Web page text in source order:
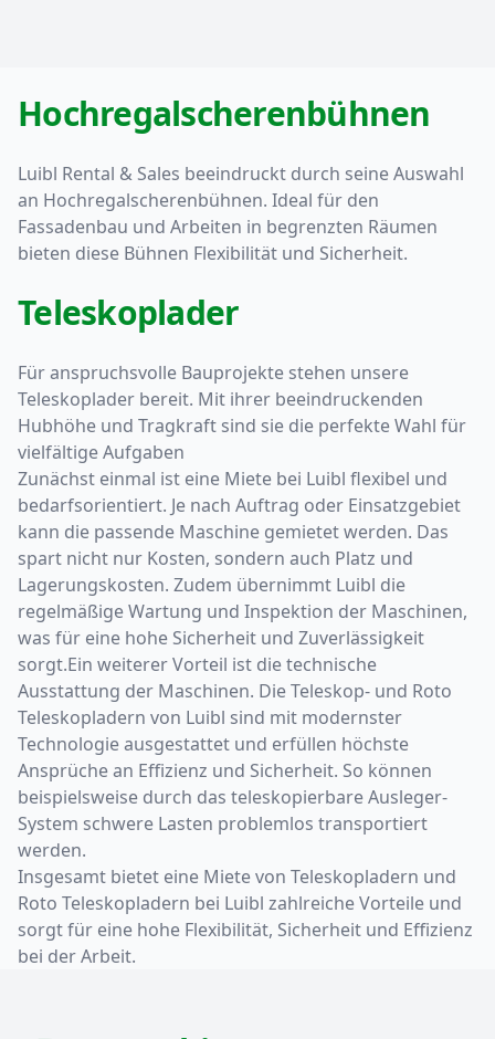
Hochregalscherenbühnen
Luibl Rental & Sales beeindruckt durch seine Auswahl
an Hochregalscherenbühnen. Ideal für den
Fassadenbau und Arbeiten in begrenzten Räumen
bieten diese Bühnen Flexibilität und Sicherheit.
Teleskoplader
Für anspruchsvolle Bauprojekte stehen unsere
Teleskoplader bereit. Mit ihrer beeindruckenden
Hubhöhe und Tragkraft sind sie die perfekte Wahl für
vielfältige Aufgaben
Zunächst einmal ist eine Miete bei Luibl flexibel und
bedarfsorientiert. Je nach Auftrag oder Einsatzgebiet
kann die passende Maschine gemietet werden. Das
spart nicht nur Kosten, sondern auch Platz und
Lagerungskosten. Zudem übernimmt Luibl die
regelmäßige Wartung und Inspektion der Maschinen,
was für eine hohe Sicherheit und Zuverlässigkeit
sorgt.Ein weiterer Vorteil ist die technische
Ausstattung der Maschinen. Die Teleskop- und Roto
Teleskopladern von Luibl sind mit modernster
Technologie ausgestattet und erfüllen höchste
Ansprüche an Effizienz und Sicherheit. So können
beispielsweise durch das teleskopierbare Ausleger-
System schwere Lasten problemlos transportiert
werden.
Insgesamt bietet eine Miete von Teleskopladern und
Roto Teleskopladern bei Luibl zahlreiche Vorteile und
sorgt für eine hohe Flexibilität, Sicherheit und Effizienz
bei der Arbeit.